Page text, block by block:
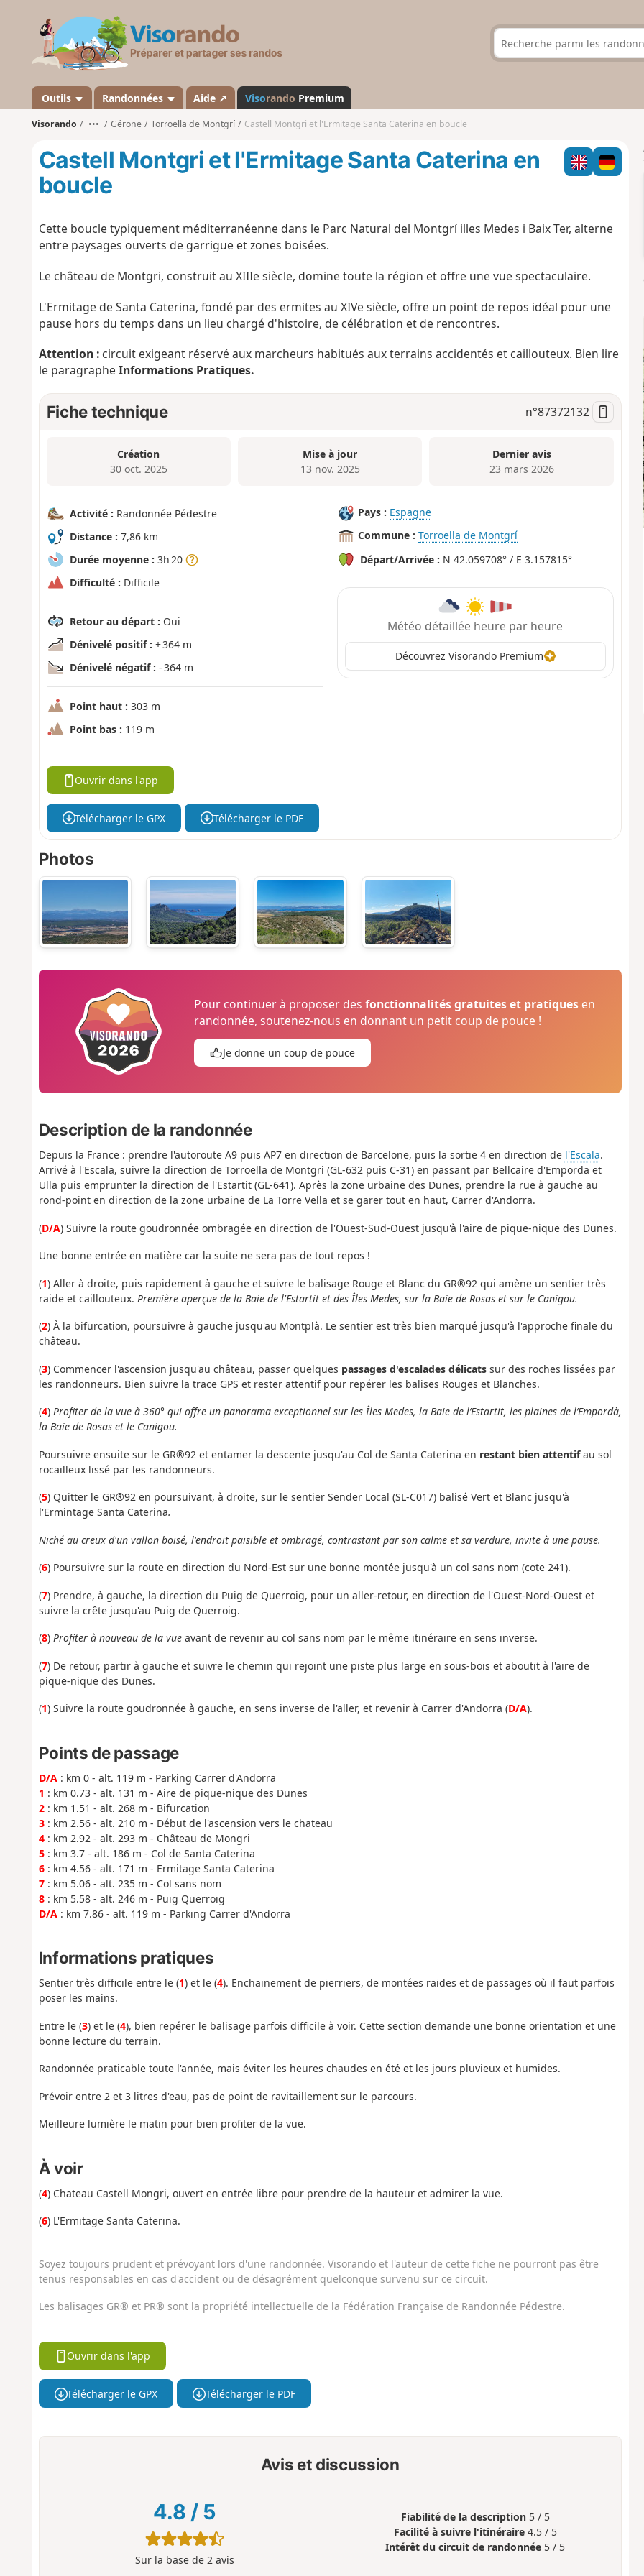
s
a
n
d
Outils Randonnées Aide ↗ Visorando Premium
Visorando ••• Gérone Torroella de Montgrí Castell Montgri et l'Ermitage Santa Caterina en boucle
Castell Montgri et l'Ermitage Santa Caterina en
boucle
Cette boucle typiquement méditerranéenne dans le Parc Natural del Montgrí illes Medes i Baix Ter, alterne
entre paysages ouverts de garrigue et zones boisées.
Le château de Montgri, construit au XIIIe siècle, domine toute la région et offre une vue spectaculaire.
L'Ermitage de Santa Caterina, fondé par des ermites au XIVe siècle, offre un point de repos idéal pour une
pause hors du temps dans un lieu chargé d'histoire, de célébration et de rencontres.
Attention :circuit exigeant réservé aux marcheurs habitués aux terrains accidentés et caillouteux. Bien lire
le paragraphe Informations Pratiques.
Fiche technique n°87372132
Création
30 oct. 2025
Mise à jour
13 nov. 2025
Dernier avis
23 mars 2026
Activité : Randonnée Pédestre
Distance : 7,86 km
Durée moyenne : 3h 20
Difficulté : Difficile
Retour au départ : Oui
Dénivelé positif : + 364 m
Dénivelé négatif : - 364 m
Point haut : 303 m
Point bas : 119 m
Pays : Espagne
Commune : Torroella de Montgrí
Départ/Arrivée : N 42.059708° / E 3.157815°
Météo détaillée heure par heure
Découvrez Visorando Premium
Ouvrir dans l'app
Télécharger le GPX Télécharger le PDF
Photos
Pour continuer à proposer desfonctionnalités gratuites et pratiques en
randonnée, soutenez-nous en donnant un petit coup de pouce !
Je donne un coup de pouce
Description de la randonnée
Depuis la France : prendre l'autoroute A9 puis AP7 en direction de Barcelone, puis la sortie 4 en direction de l'Escala.
Arrivé à l'Escala, suivre la direction de Torroella de Montgri (GL-632 puis C-31) en passant par Bellcaire d'Emporda et
Ulla puis emprunter la direction de l'Estartit (GL-641). Après la zone urbaine des Dunes, prendre la rue à gauche au
rond-point en direction de la zone urbaine de La Torre Vella et se garer tout en haut, Carrer d'Andorra.
(D/A) Suivre la route goudronnée ombragée en direction de l'Ouest-Sud-Ouest jusqu'à l'aire de pique-nique des Dunes.
Une bonne entrée en matière car la suite ne sera pas de tout repos !
(1) Aller à droite, puis rapidement à gauche et suivre le balisage Rouge et Blanc du GR®92 qui amène un sentier très
raide et caillouteux. Première aperçue de la Baie de l'Estartit et des Îles Medes, sur la Baie de Rosas et sur le Canigou.
(2) À la bifurcation, poursuivre à gauche jusqu'au Montplà. Le sentier est très bien marqué jusqu'à l'approche finale du
château.
(3) Commencer l'ascension jusqu'au château, passer quelques passages d'escalades délicatssur des roches lissées par
les randonneurs. Bien suivre la trace GPS et rester attentif pour repérer les balises Rouges et Blanches.
(4) Profiter de la vue à 360° qui offre un panorama exceptionnel sur les Îles Medes, la Baie de l’Estartit, les plaines de l’Empordà,
la Baie de Rosas et le Canigou.
Poursuivre ensuite sur le GR®92 et entamer la descente jusqu'au Col de Santa Caterina en restant bien attentifau sol
rocailleux lissé par les randonneurs.
(5) Quitter le GR®92 en poursuivant, à droite, sur le sentier Sender Local (SL-C017) balisé Vert et Blanc jusqu'à
l'Ermintage Santa Caterina.
Niché au creux d'un vallon boisé, l'endroit paisible et ombragé, contrastant par son calme et sa verdure, invite à une pause.
(6) Poursuivre sur la route en direction du Nord-Est sur une bonne montée jusqu'à un col sans nom (cote 241).
(7) Prendre, à gauche, la direction du Puig de Querroig, pour un aller-retour, en direction de l'Ouest-Nord-Ouest et
suivre la crête jusqu'au Puig de Querroig.
(8) Profiter à nouveau de la vueavant de revenir au col sans nom par le même itinéraire en sens inverse.
(7) De retour, partir à gauche et suivre le chemin qui rejoint une piste plus large en sous-bois et aboutit à l'aire de
pique-nique des Dunes.
(1) Suivre la route goudronnée à gauche, en sens inverse de l'aller, et revenir à Carrer d'Andorra (D/A).
Points de passage
D/A: km 0 - alt. 119 m - Parking Carrer d'Andorra
1 : km 0.73 - alt. 131 m - Aire de pique-nique des Dunes
2: km 1.51 - alt. 268 m - Bifurcation
3: km 2.56 - alt. 210 m - Début de l'ascension vers le chateau
4: km 2.92 - alt. 293 m - Château de Mongri
5: km 3.7 - alt. 186 m - Col de Santa Caterina
6: km 4.56 - alt. 171 m - Ermitage Santa Caterina
7: km 5.06 - alt. 235 m - Col sans nom
8: km 5.58 - alt. 246 m - Puig Querroig
D/A: km 7.86 - alt. 119 m - Parking Carrer d'Andorra
Informations pratiques
Sentier très difficile entre le (1) et le (4). Enchainement de pierriers, de montées raides et de passages où il faut parfois
poser les mains.
Entre le (3) et le (4), bien repérer le balisage parfois difficile à voir. Cette section demande une bonne orientation et une
bonne lecture du terrain.
Randonnée praticable toute l'année, mais éviter les heures chaudes en été et les jours pluvieux et humides.
Prévoir entre 2 et 3 litres d'eau, pas de point de ravitaillement sur le parcours.
Meilleure lumière le matin pour bien profiter de la vue.
À voir
(4) Chateau Castell Mongri, ouvert en entrée libre pour prendre de la hauteur et admirer la vue.
(6) L'Ermitage Santa Caterina.
Soyez toujours prudent et prévoyant lors d'une randonnée. Visorando et l'auteur de cette fiche ne pourront pas être
tenus responsables en cas d'accident ou de désagrément quelconque survenu sur ce circuit.
Les balisages GR® et PR® sont la propriété intellectuelle de la Fédération Française de Randonnée Pédestre.
Ouvrir dans l'app
Télécharger le GPX Télécharger le PDF
Avis et discussion
4.8 / 5
Sur la base de 2avis
Fiabilité de la description 5 / 5
Facilité à suivre l'itinéraire 4.5 / 5
Intérêt du circuit de randonnée 5 / 5